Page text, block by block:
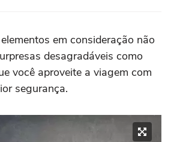
em consideração não
desagradáveis como
você aproveite a viagem com
segurança.